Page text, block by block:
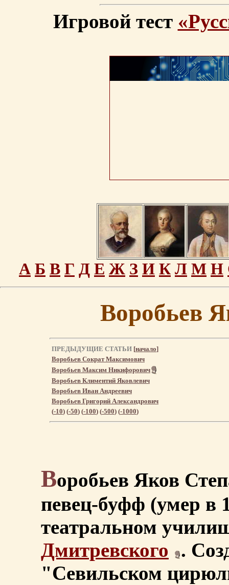
Игровой тест
А Б В Г Д Е Ж З И К Л М Н
Воробьев
ПРЕДЫДУЩИЕ СТАТЬИ [начало]
Воробьев Сократ Максимович
Воробьев Максим Никифорович
Воробьев Климентий Яковлевич
Воробьев Иван Андреевич
Воробьев Григорий Александрович
(-10) (-50) (-100) (-500) (-1000)
Воробьев Яков
певец-буфф (умер в
театральном
Дмитревского
.
"Севильском